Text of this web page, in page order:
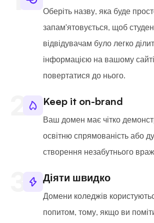
Оберіть назву, яка буде
запам'ятовується, щоб
відвідувачам було легко
інформацією на вашому
повертатися до нього.
Keep it on-brand
Ваш домен має чітко
освітню спрямованість або
створення незабутнього
Діяти швидко
Домени коледжів
попитом, тому, якщо ви